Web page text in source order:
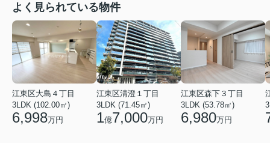
よく見られている物件
江東区大島４丁目
3LDK (102.00㎡)
6,998万円
江東区清澄１丁目
3LDK (71.45㎡)
1億7,000万円
江東区森下３丁目
3LDK (53.78㎡)
6,980万円